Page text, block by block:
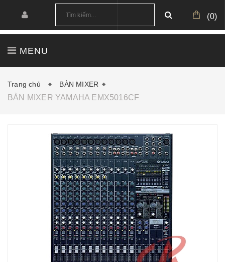
(0)
MENU
Trang chủ BÀN MIXER
BÀN MIXER YAMAHA EMX5016CF